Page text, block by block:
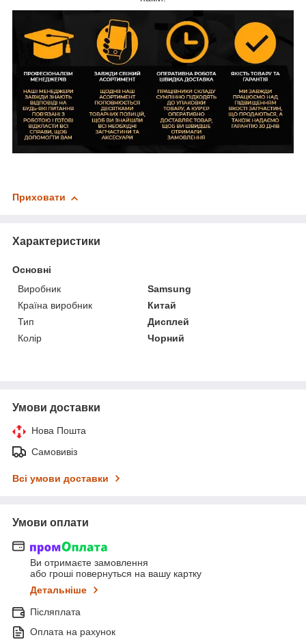
Приховати
Характеристики
Основні
Виробник
Samsung
Країна виробник
Китай
Тип
Дисплей
Колір
Чорний
Умови доставки
Нова Пошта
Самовивіз
Всі умови доставки
Умови оплати
Ви отримаєте замовлення
або гроші повернуться на вашу картку
Детальніше
Післяплата
Оплата на рахунок